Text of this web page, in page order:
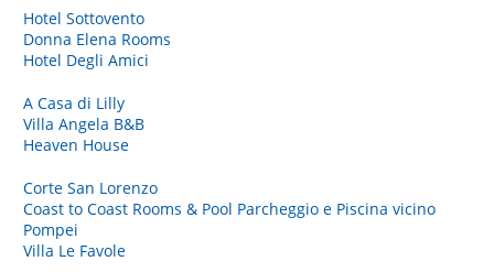
Hotel Sottovento
Donna Elena Rooms
Hotel Degli Amici
A Casa di Lilly
Villa Angela B&B
Heaven House
Corte San Lorenzo
Coast to Coast Rooms & Pool Parcheggio e Piscina vicino
Pompei
Villa Le Favole